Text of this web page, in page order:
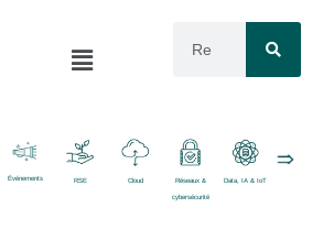
Événements RSE Cloud Réseaux &
cybersécurité
Data, IA & IoT